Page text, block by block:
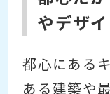
やデザ
都心にある
ある建築や